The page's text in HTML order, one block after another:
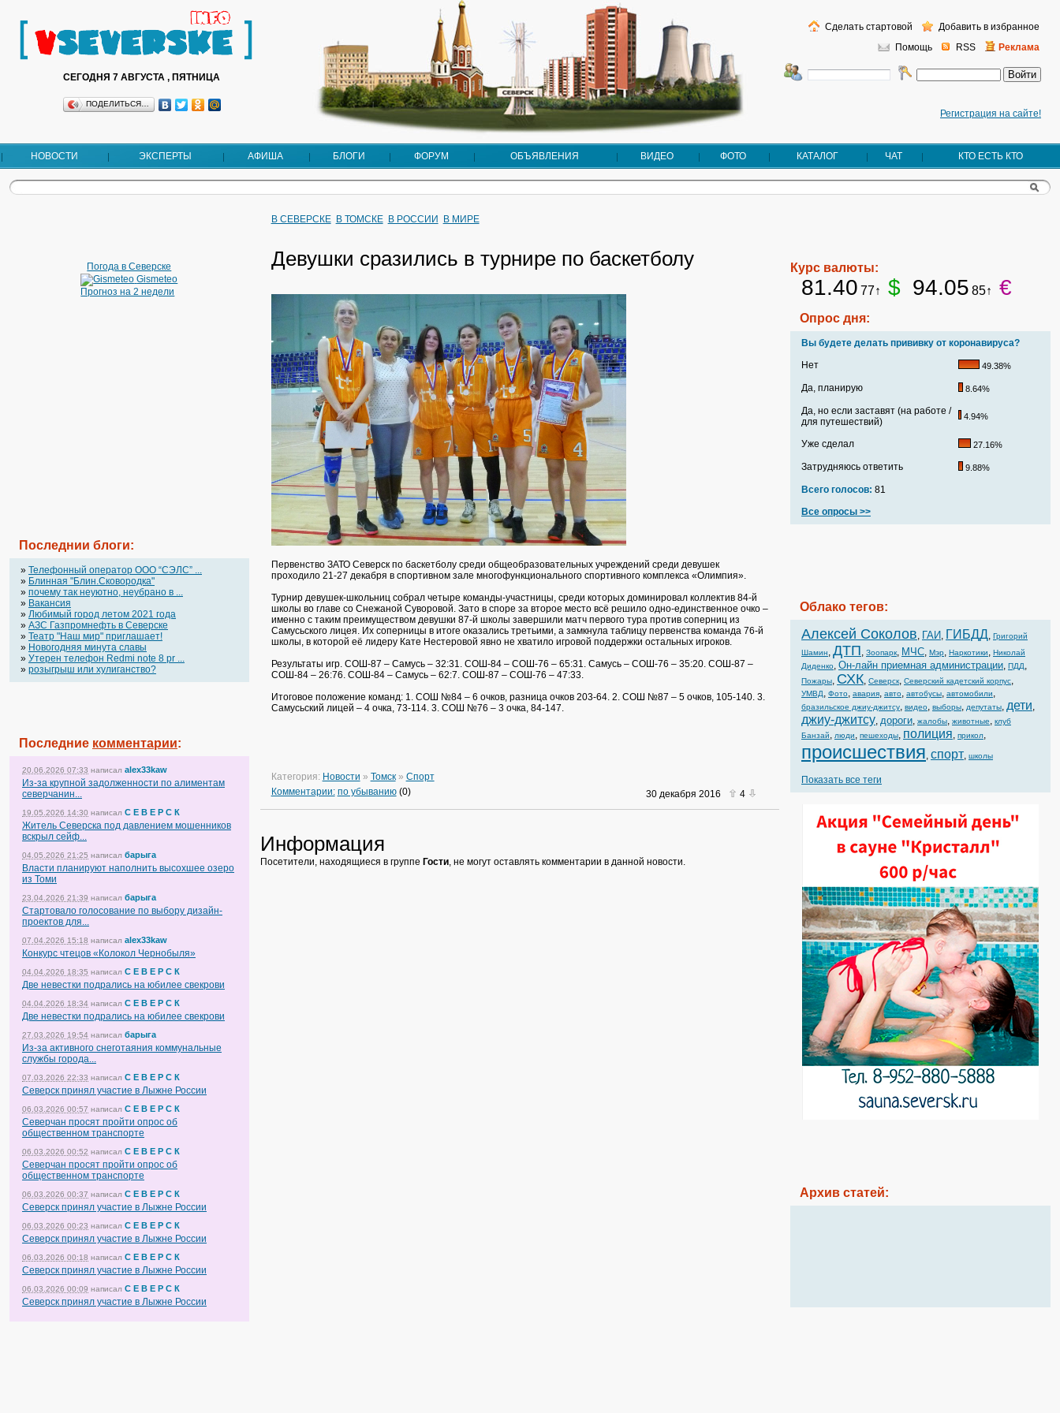
СЕГОДНЯ 7 АВГУСТА , ПЯТНИЦА
ПОДЕЛИТЬСЯ…
Регистрация на сайте!
Помощь RSS Реклама
Сделать стартовой Добавить в избранное
НОВОСТИ ЭКСПЕРТЫ АФИША БЛОГИ ФОРУМ ОБЪЯВЛЕНИЯ ВИДЕО ФОТО КАТАЛОГ ЧАТ КТО ЕСТЬ КТО
Погода в Северске
Gismeteo
Прогноз на 2 недели
Последнии блоги:
» Телефонный оператор OOO “СЭЛС” ...
» Блинная "Блин.Сковородка"
» почему так неуютно, неубрано в ...
» Вакансия
» Любимый город летом 2021 года
» АЗС Газпромнефть в Северске
» Театр "Наш мир" приглашает!
» Новогодняя минута славы
» Утерен телефон Redmi note 8 pr ...
» розыгрыш или хулиганство?
Последние комментарии:
20.06.2026 07:33 написал alex33kaw
Из-за крупной задолженности по алиментам
северчанин...
19.05.2026 14:30 написал С Е В Е Р С К
Житель Северска под давлением мошенников
вскрыл сейф...
04.05.2026 21:25 написал барыга
Власти планируют наполнить высохшее озеро
из Томи
23.04.2026 21:39 написал барыга
Стартовало голосование по выбору дизайн-
проектов для...
07.04.2026 15:18 написал alex33kaw
Конкурс чтецов «Колокол Чернобыля»
04.04.2026 18:35 написал С Е В Е Р С К
Две невестки подрались на юбилее свекрови
04.04.2026 18:34 написал С Е В Е Р С К
Две невестки подрались на юбилее свекрови
27.03.2026 19:54 написал барыга
Из-за активного снеготаяния коммунальные
службы города...
07.03.2026 22:33 написал С Е В Е Р С К
Северск принял участие в Лыжне России
06.03.2026 00:57 написал С Е В Е Р С К
Северчан просят пройти опрос об
общественном транспорте
06.03.2026 00:52 написал С Е В Е Р С К
Северчан просят пройти опрос об
общественном транспорте
06.03.2026 00:37 написал С Е В Е Р С К
Северск принял участие в Лыжне России
06.03.2026 00:23 написал С Е В Е Р С К
Северск принял участие в Лыжне России
06.03.2026 00:18 написал С Е В Е Р С К
Северск принял участие в Лыжне России
06.03.2026 00:09 написал С Е В Е Р С К
Северск принял участие в Лыжне России
В СЕВЕРСКЕ В ТОМСКЕ В РОССИИ В МИРЕ
Девушки сразились в турнире по баскетболу
Первенство ЗАТО Северск по баскетболу среди общеобразовательных учреждений среди девушек
проходило 21-27 декабря в спортивном зале многофункционального спортивного комплекса «Олимпия».
Турнир девушек-школьниц собрал четыре команды-участницы, среди которых доминировал коллектив 84-й
школы во главе со Снежаной Суворовой. Зато в споре за второе место всё решило одно-единственное очко –
именно с таким преимуществом девушки 87-й школы завершили матч первого тура против соперниц из
Самусьского лицея. Их соперницы в итоге оказались третьими, а замкнула таблицу первенства команда 76-й
школы, в которой её лидеру Кате Нестеровой явно не хватило игровой поддержки остальных игроков.
Результаты игр. СОШ-87 – Самусь – 32:31. СОШ-84 – СОШ-76 – 65:31. Самусь – СОШ-76 – 35:20. СОШ-87 –
СОШ-84 – 26:76. СОШ-84 – Самусь – 62:7. СОШ-87 – СОШ-76 – 47:33.
Итоговое положение команд: 1. СОШ №84 – 6 очков, разница очков 203-64. 2. СОШ №87 – 5 очков, 105-140. 3.
Самусьский лицей – 4 очка, 73-114. 3. СОШ №76 – 3 очка, 84-147.
Категория: Новости » Томск» Спорт
Комментарии: по убыванию(0) 30 декабря 2016 4
Информация
Посетители, находящиеся в группе Гости, не могут оставлять комментарии в данной новости.
Курс валюты:
81.40 77↑ $ 94.05 85↑ €
Опрос дня:
Вы будете делать прививку от коронавируса?
Нет
49.38%
Да, планирую 8.64%
Да, но если заставят (на работе /
для путешествий)
4.94%
Уже сделал 27.16%
Затрудняюсь ответить 9.88%
Всего голосов: 81
Все опросы >>
Облако тегов:
Алексей Соколов, ГАИ, ГИБДД, Григорий
Шамин, ДТП, Зоопарк, МЧС, Мэр, Наркотики, Николай
Диденко, Он-лайн приемная администрации, ПДД,
Пожары, СХК, Северск, Северский кадетский корпус,
УМВД, Фото, авария, авто, автобусы, автомобили,
бразильское джиу-джитсу, видео, выборы, депутаты, дети,
джиу-джитсу, дороги, жалобы, животные, клуб
Банзай, люди, пешеходы, полиция, прикол,
происшествия, спорт, школы
Показать все теги
Архив статей: